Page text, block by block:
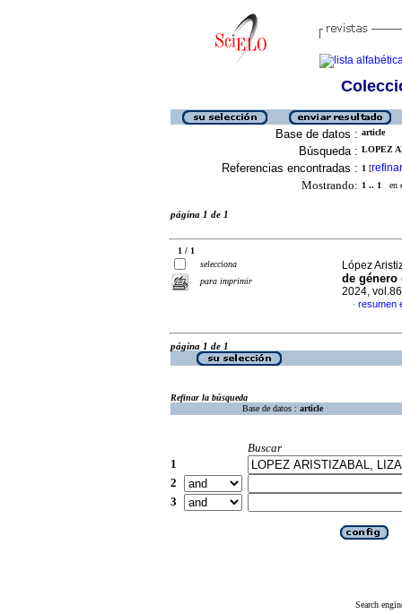
Base de datos : article
Búsqueda : LOPEZ
Referencias encontradas : 1 [refinar
Mostrando: 1 .. 1 en
página 1 de 1
1 / 1
selecciona
para imprimir
López
de
2024,
· resumen
página 1 de 1
Refinar la búsqueda
Base de datos : article
Buscar
1
2
3
Search